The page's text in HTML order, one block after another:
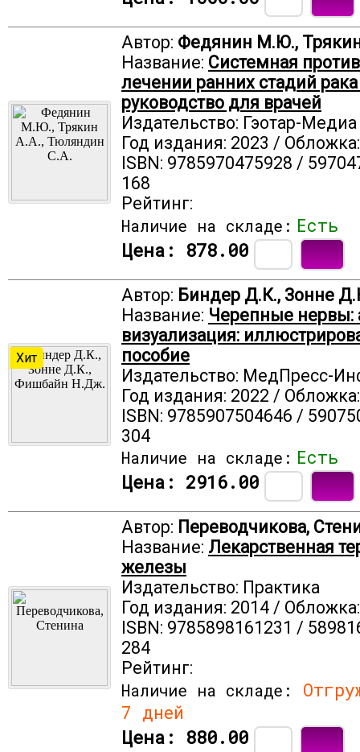
Автор: Федянин М.Ю.,
Название: Системная
лечении ранних стадий
руководство для врачей
Издательство: Гэотар-Медиа
Год издания: 2023 /
ISBN: 9785970475928 /
168
Рейтинг:
Наличие на складе: Есть
Цена: 878.00
Хит
Автор: Биндер Д.К., Зонне
Название: Черепные нервы:
визуализация:
пособие
Издательство: МедПресс-
Год издания: 2022 /
ISBN: 9785907504646 /
304
Наличие на складе: Есть
Цена: 2916.00
Автор: Переводчикова,
Название: Лекарственная
железы
Издательство: Практика
Год издания: 2014 /
ISBN: 9785898161231 /
284
Рейтинг:
Наличие на складе:
7 дней
Цена: 880.00